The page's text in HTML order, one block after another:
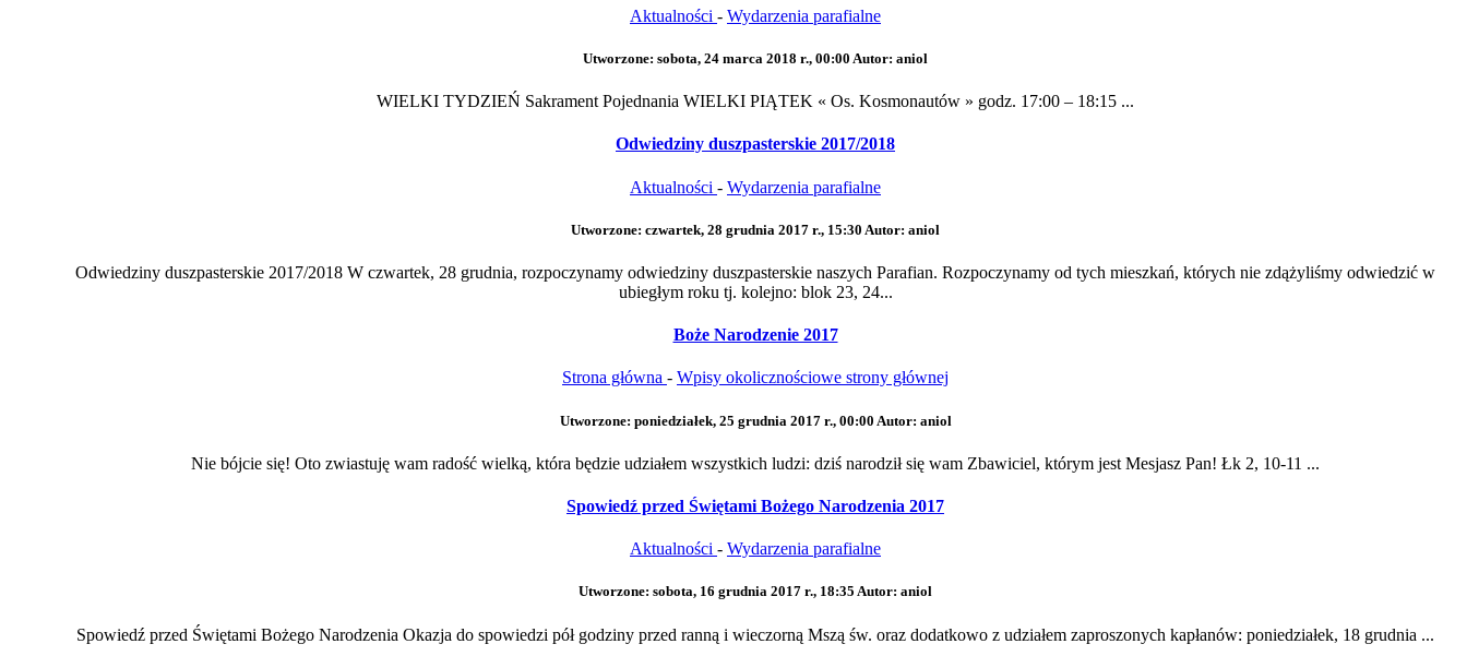
Aktualności - Wydarzenia parafialne
Utworzone: sobota, 24 marca 2018 r., 00:00 Autor: aniol
WIELKI TYDZIEŃ Sakrament Pojednania WIELKI PIĄTEK « Os. Kosmonautów » godz. 17:00 – 18:15 ...
Odwiedziny duszpasterskie 2017/2018
Aktualności - Wydarzenia parafialne
Utworzone: czwartek, 28 grudnia 2017 r., 15:30 Autor: aniol
Odwiedziny duszpasterskie 2017/2018 W czwartek, 28 grudnia, rozpoczynamy odwiedziny duszpasterskie naszych Parafian. Rozpoczynamy od tych mieszkań, których nie zdążyliśmy odwiedzić w
ubiegłym roku tj. kolejno: blok 23, 24...
Boże Narodzenie 2017
Strona główna - Wpisy okolicznościowe strony głównej
Utworzone: poniedziałek, 25 grudnia 2017 r., 00:00 Autor: aniol
Nie bójcie się! Oto zwiastuję wam radość wielką, która będzie udziałem wszystkich ludzi: dziś narodził się wam Zbawiciel, którym jest Mesjasz Pan! Łk 2, 10-11 ...
Spowiedź przed Świętami Bożego Narodzenia 2017
Aktualności - Wydarzenia parafialne
Utworzone: sobota, 16 grudnia 2017 r., 18:35 Autor: aniol
Spowiedź przed Świętami Bożego Narodzenia Okazja do spowiedzi pół godziny przed ranną i wieczorną Mszą św. oraz dodatkowo z udziałem zaproszonych kapłanów: poniedziałek, 18 grudnia ...